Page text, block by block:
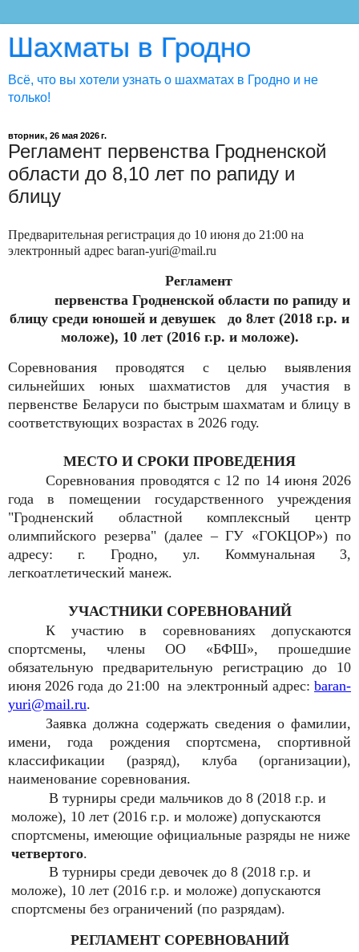
Шахматы в Гродно
Всё, что вы хотели узнать о шахматах в Гродно и не
только!
вторник, 26 мая 2026 г.
Регламент первенства Гродненской
области до 8,10 лет по рапиду и
блицу
Предварительная регистрация до 10 июня до 21:00 на
электронный адрес baran-yuri@mail.ru
Регламент
первенства Гродненской области по рапиду и
блицу среди юношей и девушек до 8лет (2018 г.р. и
моложе), 10 лет (2016 г.р. и моложе).
Соревнования проводятся с целью выявления
сильнейших юных шахматистов для участия в
первенстве Беларуси по быстрым шахматам и блицу в
соответствующих возрастах в 2026 году.
МЕСТО И СРОКИ ПРОВЕДЕНИЯ
Соревнования проводятся с 12 по 14 июня 2026
годав помещении государственного учреждения
"Гродненский областной комплексный центр
олимпийского резерва"(далее – ГУ «ГОКЦОР») по
адресу: г. Гродно, ул. Коммунальная 3,
легкоатлетический манеж.
УЧАСТНИКИ СОРЕВНОВАНИЙ
К участию в соревнованиях допускаются
спортсмены, члены ОО «БФШ», прошедшие
обязательную предварительную регистрацию до 10
июня 2026 года до 21:00 на электронный адрес:baran-
yuri@mail.ru.
Заявка должна содержать сведения о фамилии,
имени, года рождения спортсмена, спортивной
классификации (разряд), клуба (организации),
наименование соревнования.
В турниры среди мальчиков до 8 (2018 г.р. и
моложе), 10 лет (2016 г.р. и моложе) допускаются
спортсмены, имеющие официальные разряды не ниже
четвертого.
В турниры среди девочек до 8 (2018 г.р. и
моложе), 10 лет (2016 г.р. и моложе) допускаются
спортсмены без ограничений (по разрядам).
РЕГЛАМЕНТ СОРЕВНОВАНИЙ